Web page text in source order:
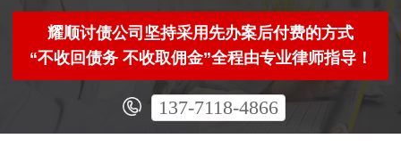
耀顺讨债公司坚持采用先办案后付费的方式
“不收回债务 不收取佣金”全程由专业律师指导！
137-7118-4866